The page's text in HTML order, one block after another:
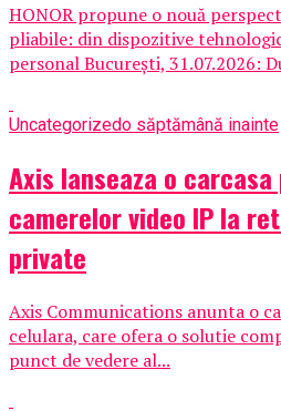
HONOR propune o nouă
pliabile: din dispozitive
personal București, 31.07.2026:
Uncategorizedo săptămână inainte
Axis lanseaza o
camerelor video IP la
private
Axis Communications anunta o
celulara, care ofera o solutie
punct de vedere al...